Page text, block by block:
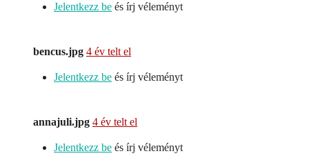
Jelentkezz be és írj véleményt
bencus.jpg 4 év telt el
Jelentkezz be és írj véleményt
annajuli.jpg 4 év telt el
Jelentkezz be és írj véleményt